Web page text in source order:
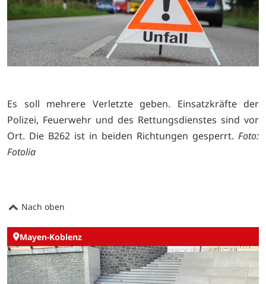
Es soll mehrere Verletzte geben. Einsatzkräfte der
Polizei, Feuerwehr und des Rettungsdienstes sind vor
Ort. Die B262 ist in beiden Richtungen gesperrt. Foto:
Fotolia
Nach oben
Mayen-Koblenz